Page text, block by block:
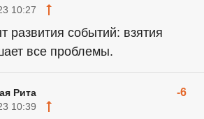
10:27
развития событий: взятия
все проблемы.
Рита -6
10:39